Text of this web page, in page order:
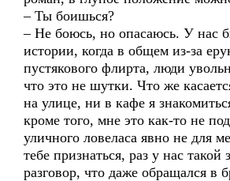
– Ты боишься?
– Не боюсь, но опасаюсь. У нас
истории, когда в общем из-за
пустякового флирта, люди
что это не шутки. Что же
на улице, ни в кафе я
кроме того, мне это как-то не
уличного ловеласа явно не для
тебе признаться, раз у нас такой
разговор, что даже обращался в